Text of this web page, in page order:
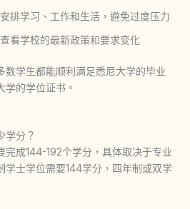
排学习、工作和生活，避免过度压力
看学校的最新政策和要求变化
数学生都能顺利满足悉尼大学的毕业
学的学位证书。
学分？
完成144-192个学分，具体取决于专业
学士学位需要144学分，四年制或双学